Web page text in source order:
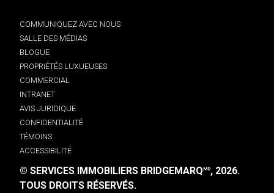
COMMUNIQUEZ AVEC NOUS
SALLE DES MÉDIAS
BLOGUE
PROPRIÉTÉS LUXUEUSES
COMMERCIAL
INTRANET
AVIS JURIDIQUE
CONFIDENTIALITÉ
TÉMOINS
ACCESSIBILITÉ
© SERVICES IMMOBILIERS BRIDGEMARQMD, 2026.
TOUS DROITS RÉSERVÉS.